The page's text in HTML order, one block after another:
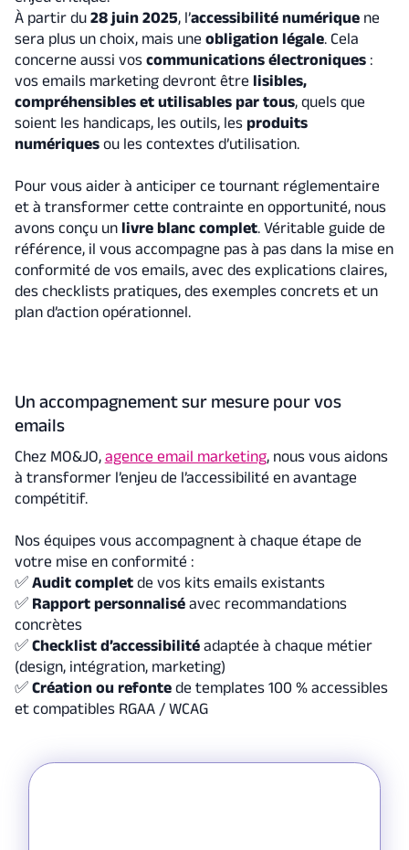
À partir du 28 juin 2025, l’accessibilité numériquene
sera plus un choix, mais une obligation légale. Cela
concerne aussi vos communications électroniques:
vos emails marketing devront être lisibles,
compréhensibles et utilisables par tous, quels que
soient les handicaps, les outils, les produits
numériquesou les contextes d’utilisation.
Pour vous aider à anticiper ce tournant réglementaire
et à transformer cette contrainte en opportunité, nous
avons conçu un livre blanc complet. Véritable guide de
référence, il vous accompagne pas à pas dans la mise en
conformité de vos emails, avec des explications claires,
des checklists pratiques, des exemples concrets et un
plan d’action opérationnel.
Un accompagnement sur mesure pour vos
emails
Chez MO&JO, agence email marketing, nous vous aidons
à transformer l’enjeu de l’accessibilité en avantage
compétitif.
Nos équipes vous accompagnent à chaque étape de
votre mise en conformité :
✅ Audit completde vos kits emails existants
✅ Rapport personnaliséavec recommandations
concrètes
✅ Checklist d’accessibilitéadaptée à chaque métier
(design, intégration, marketing)
✅ Création ou refontede templates 100 % accessibles
et compatibles RGAA / WCAG